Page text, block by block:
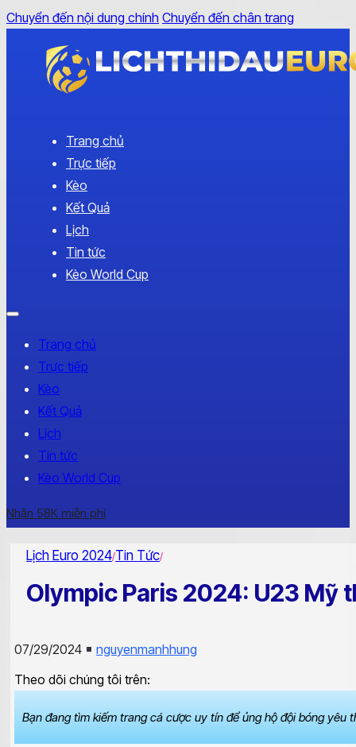
Chuyển đến nội dung chính Chuyển đến chân trang
Trang chủ
Trực tiếp
Kèo
Kết Quả
Lịch
Tin tức
Kèo World Cup
Trang chủ
Trực tiếp
Kèo
Kết Quả
Lịch
Tin tức
Kèo World Cup
Nhận 58K miễn phí
Lịch Euro 2024/Tin Tức/
Olympic Paris 2024: U23 Mỹ
07/29/2024
nguyenmanhhung
Theo dõi chúng tôi trên:
Bạn đang tìm kiếm trang cá cược uy tín để ủng hộ đội bóng